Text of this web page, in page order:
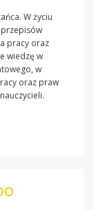
W życiu
pracy oraz
wiedzę w
w
oraz praw